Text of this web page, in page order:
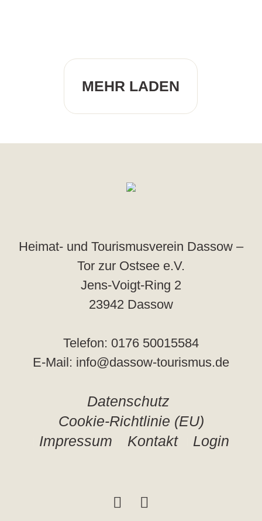
MEHR LADEN
Heimat- und Tourismusverein Dassow –
Tor zur Ostsee e.V.
Jens-Voigt-Ring 2
23942 Dassow
Telefon: 0176 50015584
E-Mail: info@dassow-tourismus.de
Datenschutz
Cookie-Richtlinie (EU)
Impressum
Kontakt Login